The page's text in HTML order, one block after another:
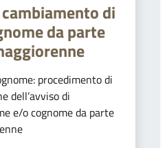
di
da parte
procedimento di
dell’avviso di
e/o cognome da parte